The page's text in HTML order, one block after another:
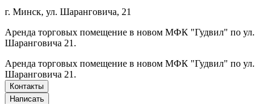
г. Минск, ул. Шаранговича, 21
Аренда торговых помещение в новом МФК "Гудвил" по ул.
Шаранговича 21.
Аренда торговых помещение в новом МФК "Гудвил" по ул.
Шаранговича 21.
Контакты
Написать